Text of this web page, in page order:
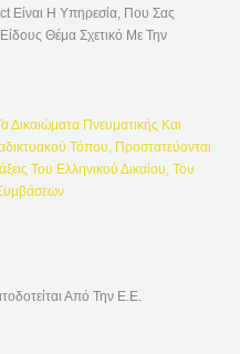
Είναι Η Υπηρεσία, Που Σας
Θέμα Σχετικό Με Την
Δικαιώματα Πνευματικής Και
Τόπου, Προστατεύονται
Του Ελληνικού Δικαίου, Του
Από Την Ε.Ε.